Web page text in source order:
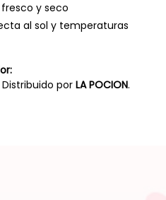
y seco
al sol y temperaturas
por LA POCION.